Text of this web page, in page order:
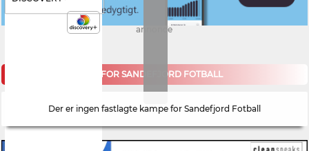
annonce
KOMMENDE KAMPE FOR SANDEFJORD FOTBALL
Der er ingen fastlagte kampe for Sandefjord Fotball